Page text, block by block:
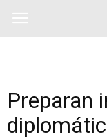
Preparan